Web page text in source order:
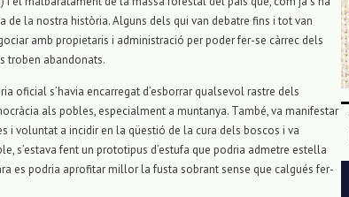
de la nostra història. Alguns dels qui van debatre fins i tot van
amb propietaris i administració per poder fer-se càrrec dels
troben abandonats.
oficial s’havia encarregat d’esborrar qualsevol rastre dels
als pobles, especialment a muntanya. També, va manifestar
i voluntat a incidir en la qüestió de la cura dels boscos i va
s’estava fent un prototipus d’estufa que podria admetre estella
es podria aprofitar millor la fusta sobrant sense que calgués fer-